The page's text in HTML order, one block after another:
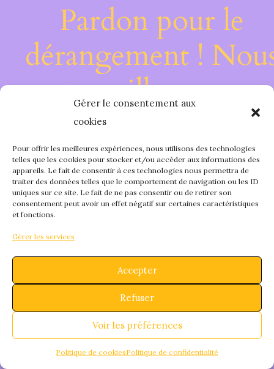
Gérer le consentement aux
cookies
Pour offrir les meilleures expériences, nous utilisons des technologies
telles que les cookies pour stocker et/ou accéder aux informations des
appareils. Le fait de consentir à ces technologies nous permettra de
traiter des données telles que le comportement de navigation ou les ID
uniques sur ce site. Le fait de ne pas consentir ou de retirer son
consentement peut avoir un effet négatif sur certaines caractéristiques
et fonctions.
Gérer les services
Accepter
Refuser
Voir les préférences
Politique de cookiesPolitique de confidentialité
Pardon pour le
dérangement !
travaillons sur
quelque chose de
fantastique –
bientôt !